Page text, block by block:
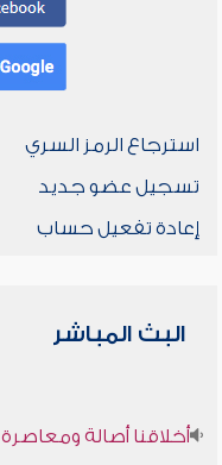
استرجاع الرمز السري
تسجيل عضو جديد
إعادة تفعيل حساب
البث المباشر
أخلاقنا أصالة ومعاصرة